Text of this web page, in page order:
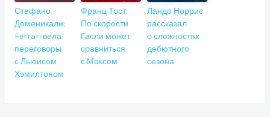
Стефано
Доменикали:
Ferrari вела
переговоры
с Льюисом
Хэмилтоном
Франц Тост:
По скорости
Гасли может
сравниться
с Максом
Ландо Норрис
рассказал
о сложностях
дебютного
сезона